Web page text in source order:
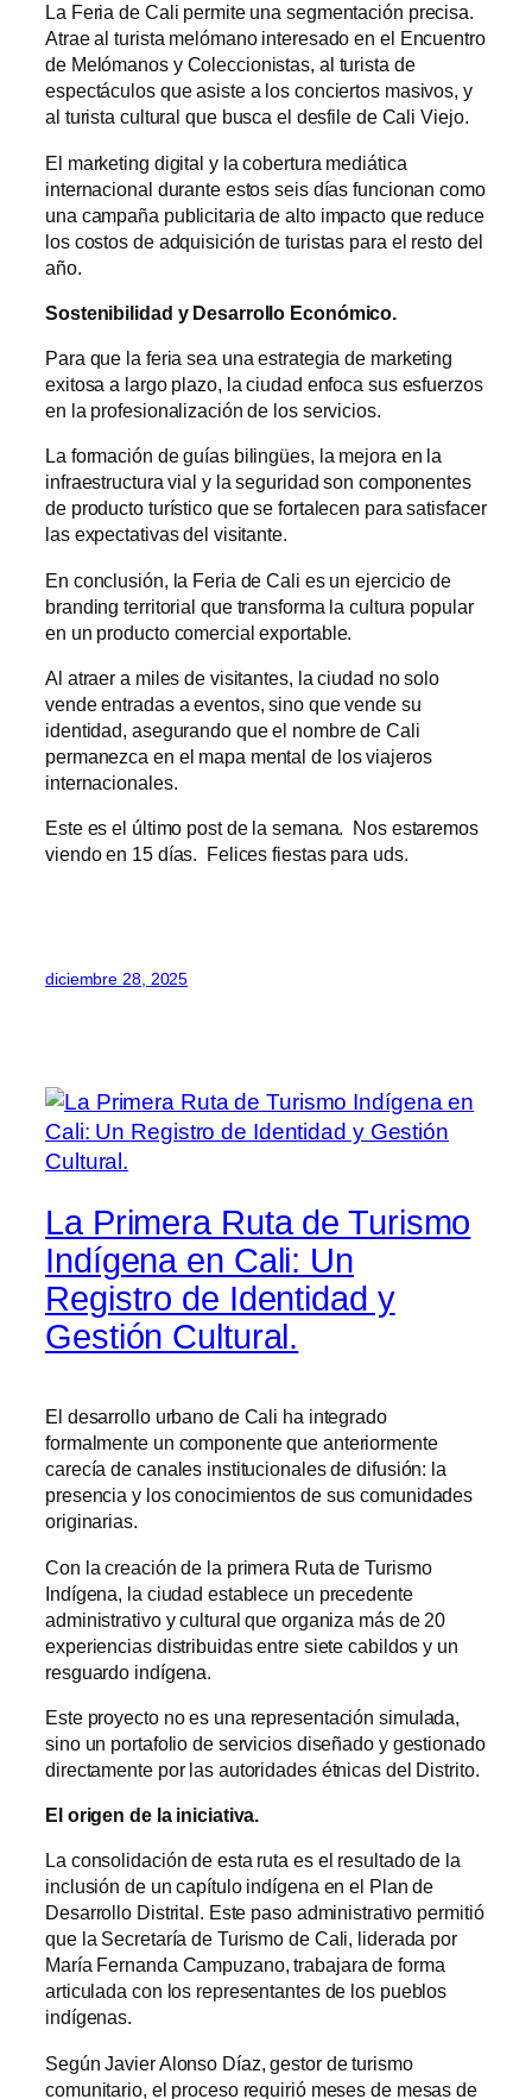
La Feria de Cali permite una segmentación precisa.
Atrae al turista melómano interesado en el Encuentro
de Melómanos y Coleccionistas, al turista de
espectáculos que asiste a los conciertos masivos, y
al turista cultural que busca el desfile de Cali Viejo.
El marketing digital y la cobertura mediática
internacional durante estos seis días funcionan como
una campaña publicitaria de alto impacto que reduce
los costos de adquisición de turistas para el resto del
año.
Sostenibilidad y Desarrollo Económico.
Para que la feria sea una estrategia de marketing
exitosa a largo plazo, la ciudad enfoca sus esfuerzos
en la profesionalización de los servicios.
La formación de guías bilingües, la mejora en la
infraestructura vial y la seguridad son componentes
de producto turístico que se fortalecen para satisfacer
las expectativas del visitante.
En conclusión, la Feria de Cali es un ejercicio de
branding territorial que transforma la cultura popular
en un producto comercial exportable.
Al atraer a miles de visitantes, la ciudad no solo
vende entradas a eventos, sino que vende su
identidad, asegurando que el nombre de Cali
permanezca en el mapa mental de los viajeros
internacionales.
Este es el último post de la semana. Nos estaremos
viendo en 15 días. Felices fiestas para uds.
diciembre 28, 2025
La Primera Ruta de Turismo
Indígena en Cali: Un
Registro de Identidad y
Gestión Cultural.
El desarrollo urbano de Cali ha integrado
formalmente un componente que anteriormente
carecía de canales institucionales de difusión: la
presencia y los conocimientos de sus comunidades
originarias.
Con la creación de la primera Ruta de Turismo
Indígena, la ciudad establece un precedente
administrativo y cultural que organiza más de 20
experiencias distribuidas entre siete cabildos y un
resguardo indígena.
Este proyecto no es una representación simulada,
sino un portafolio de servicios diseñado y gestionado
directamente por las autoridades étnicas del Distrito.
El origen de la iniciativa.
La consolidación de esta ruta es el resultado de la
inclusión de un capítulo indígena en el Plan de
Desarrollo Distrital. Este paso administrativo permitió
que la Secretaría de Turismo de Cali, liderada por
María Fernanda Campuzano, trabajara de forma
articulada con los representantes de los pueblos
indígenas.
Según Javier Alonso Díaz, gestor de turismo
comunitario, el proceso requirió meses de mesas de